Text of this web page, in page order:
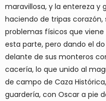
maravillosa, y la entereza y
haciendo de tripas corazón,
problemas físicos que
esta parte, pero dando el
delante de sus monteros
cacería, lo que unido al
de campo de Caza
guardería, con Oscar a pie